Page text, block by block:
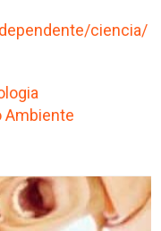
ciencia/
Ambiente